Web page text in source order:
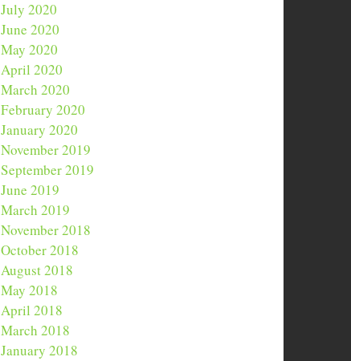
July 2020
June 2020
May 2020
April 2020
March 2020
February 2020
January 2020
November 2019
September 2019
June 2019
March 2019
November 2018
October 2018
August 2018
May 2018
April 2018
March 2018
January 2018